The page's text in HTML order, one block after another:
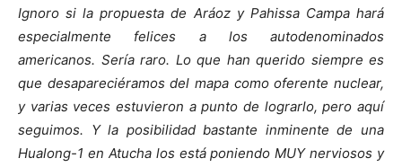
Ignoro si la propuesta de Aráoz y Pahissa Campa hará
especialmente felices a los autodenominados
americanos. Sería raro. Lo que han querido siempre es
que desapareciéramos del mapa como oferente nuclear,
y varias veces estuvieron a punto de lograrlo, pero aquí
seguimos. Y la posibilidad bastante inminente de una
Hualong-1 en Atucha los está poniendo MUY nerviosos y